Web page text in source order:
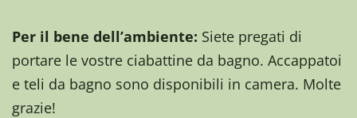
Per il bene dell’ambiente: Siete pregati di
portare le vostre ciabattine da bagno. Accappatoi
e teli da bagno sono disponibili in camera. Molte
grazie!